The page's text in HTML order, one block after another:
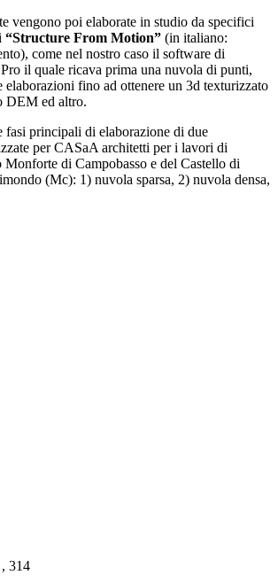
vengono poi elaborate in studio da specifici
“Structure From Motion” (in italiano:
come nel nostro caso il software di
il quale ricava prima una nuvola di punti,
elaborazioni fino ad ottenere un 3d texturizzato
DEM ed altro.
fasi principali di elaborazione di due
per CASaA architetti per i lavori di
Monforte di Campobasso e del Castello di
(Mc): 1) nuvola sparsa, 2) nuvola densa,
314